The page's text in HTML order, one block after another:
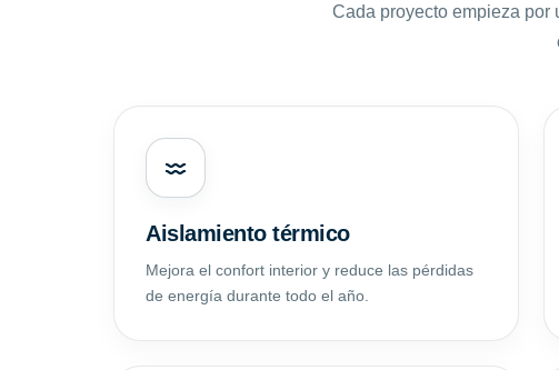
Cada proyecto empieza por
Aislamiento térmico
Mejora el confort interior y reduce las pérdidas
de energía durante todo el año.